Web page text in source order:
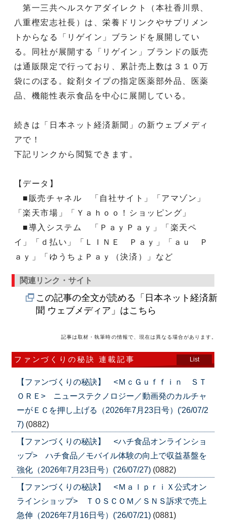
第一三共ヘルスケアダイレクト（本社香川県、
八重樫宏志社長）は、栄養ドリンクやサプリメン
トからなる「リゲイン」ブランドを展開してい
る。同社が展開する「リゲイン」ブランドの販売
は通販限定で行っており、累計売上数は３１０万
袋にのぼる。錠剤タイプの指定医薬部外品、医薬
品、機能性表示食品を中心に展開している。
続きは「日本ネット経済新聞」の新ウェブメディ
アで！
下記リンクから閲覧できます。
【データ】
■販売チャネル 「自社サイト」「アマゾン」
「楽天市場」「Ｙａｈｏｏ！ショッピング」
■導入システム 「ＰａｙＰａｙ」「楽天ペ
イ」「ｄ払い」「ＬＩＮＥ Ｐａｙ」「ａｕ Ｐ
ａｙ」「ゆうちょＰａｙ（決済）」など
関連リンク・サイト
この記事の全文が読める「日本ネット経済新
聞 ウェブメディア」はこちら
記事は取材・執筆時の情報で、現在は異なる場合があります。
ファンづくりの秘訣 連載記事 List
【ファンづくりの秘訣】 <ＭｃＧｕｆｆｉｎ ＳＴ
ＯＲＥ> ニューステクノロジー／動画発のカルチャ
ーがＥＣを押し上げる（2026年7月23日号）('26/07/2
7) (0882)
【ファンづくりの秘訣】 <ハチ食品オンラインショ
ップ> ハチ食品／モバイル体験の向上で収益基盤を
強化（2026年7月23日号）('26/07/27) (0882)
【ファンづくりの秘訣】 <ＭａｌｐｒｉＸ公式オン
ラインショップ> ＴＯＳＣＯＭ／ＳＮＳ訴求で売上
急伸（2026年7月16日号）('26/07/21) (0881)